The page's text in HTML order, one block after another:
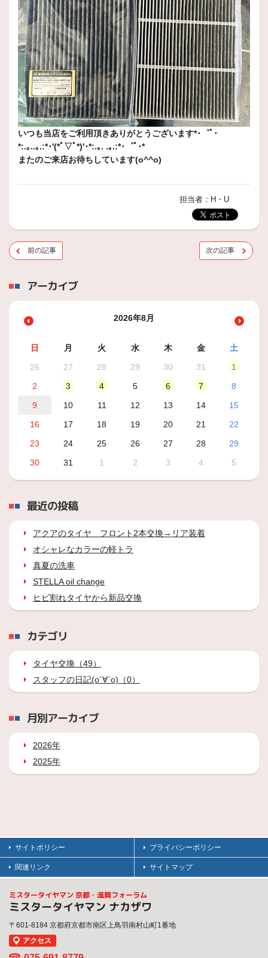
いつも当店をご利用頂きありがとうございます*･゜ﾟ･
*:.｡..｡.:*･'(*ﾟ▽ﾟ*)'･*:.｡. .｡.:*･゜ﾟ･*
またのご来店お待ちしています(o^^o)
担当者：H・U
前の記事 次の記事
アーカイブ
2026年8月
日 月 火 水 木 金
土
26
27 28 29 30 31
1
2
3 4 5 6 7
8
9
10 11 12 13 14
15
16
17 18 19 20 21
22
23
24 25 26 27 28
29
30
31 1 2 3 4 5
最近の投稿
アクアのタイヤ フロント2本交換→リア装着
オシャレなカラーの軽トラ
真夏の洗車
STELLA oil change
ヒビ割れタイヤから新品交換
カテゴリ
タイヤ交換（49）
スタッフの日記(о´∀`о)（0）
月別アーカイブ
2026年
2025年
サイトポリシー プライバシーポリシー
関連リンク サイトマップ
ミスタータイヤマン 京都・滋賀フォーラム
ミスタータイヤマン ナカザワ
〒601-8184 京都府京都市南区上鳥羽南村山町1番地
アクセス